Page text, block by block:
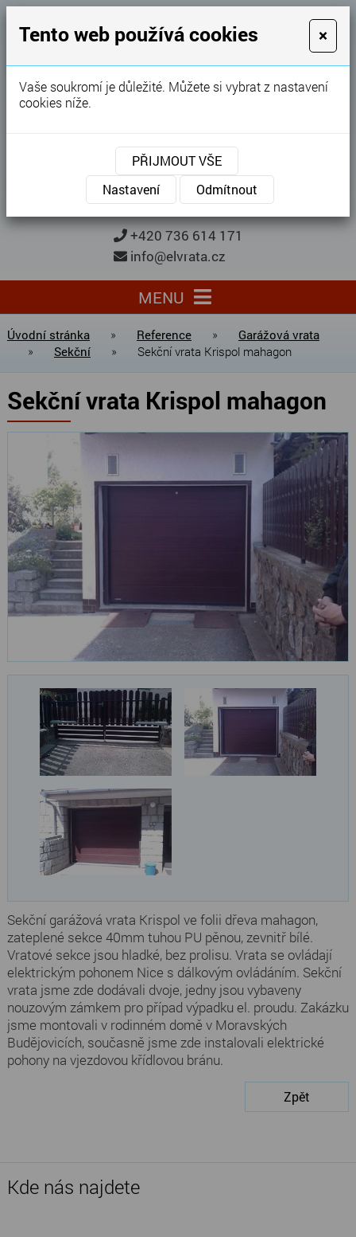
GARÁŽOVÁ VRATA
Karel Procházka
Garážová vrata, brány, ploty ...
Kontaktujte nás
KONTAKTUJTE NÁS
+420 736 614 171
info@elvrata.cz
MENU
Úvodní stránka » Reference »
Garážová vrata
»
Sekční » Sekční vrata Krispol mahagon
Sekční vrata Krispol mahagon
Sekční garážová vrata Krispol ve folii dřeva mahagon,
zateplené sekce 40mm tuhou PU pěnou, zevnitř bílé.
Vratové sekce jsou hladké, bez prolisu. Vrata se ovládají
elektrickým pohonem Nice s dálkovým ovládáním. Sekční
vrata jsme zde dodávali dvoje, jedny jsou vybaveny
nouzovým zámkem pro případ výpadku el. proudu. Zakázku
jsme montovali v rodinném domě v Moravských
Budějovicích, současně jsme zde instalovali elektrické
pohony na vjezdovou křídlovou bránu.
Zpět
Kde nás najdete
Tento web používá cookies ×
Vaše soukromí je důležité. Můžete si vybrat z nastavení
cookies níže.
PŘIJMOUT VŠE
Nastavení
Odmítnout